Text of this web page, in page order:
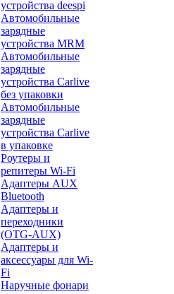
устройства deespi
Автомобильные
зарядные
устройства MRM
Автомобильные
зарядные
устройства Carlive
без упаковки
Автомобильные
зарядные
устройства Carlive
в упаковке
Роутеры и
репитеры Wi-Fi
Адаптеры AUX
Bluetooth
Адаптеры и
переходники
(OTG-AUX)
Адаптеры и
аксессуары для Wi-
Fi
Наручные фонари